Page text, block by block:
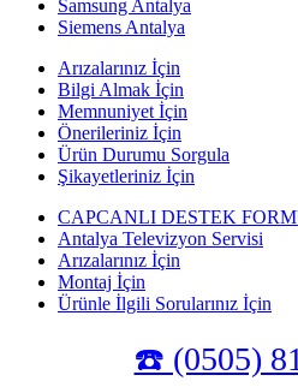
Samsung Antalya
Siemens Antalya
Arızalarınız İçin
Bilgi Almak İçin
Memnuniyet İçin
Önerileriniz İçin
Ürün Durumu Sorgula
Şikayetleriniz İçin
CAPCANLI DESTEK
Antalya Televizyon Servisi
Arızalarınız İçin
Montaj İçin
Ürünle İlgili Sorularınız İçin
☎️ (0505)